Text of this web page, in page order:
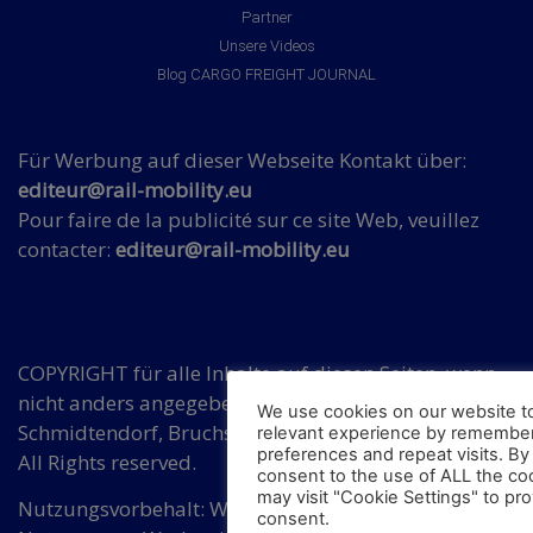
Partner
Unsere Videos
Blog CARGO FREIGHT JOURNAL
Für Werbung auf dieser Webseite Kontakt über:
editeur@rail-mobility.eu
Pour faire de la publicité sur ce site Web, veuillez
contacter: editeur@rail-mobility.eu
COPYRIGHT für alle Inhalte auf diesen Seiten, wenn
nicht anders angegeben, bei Hermann
Schmidtendorf, Bruchsaler Str. 3, DE 10715 Berlin.
All Rights reserved.
Nutzungsvorbehalt: Wir widersprechen einer
We use cookies on our website
relevant experience by
preferences and repeat visits. By
consent to the use of ALL the
may visit "Cookie Settings" to
consent.